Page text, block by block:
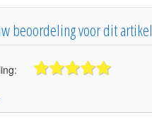
beoordeling voor dit artikel